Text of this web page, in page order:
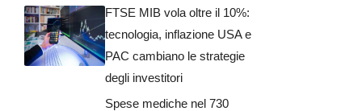
FTSE MIB vola oltre il 10%:
tecnologia, inflazione USA e
PAC cambiano le strategie
degli investitori
Spese mediche nel 730